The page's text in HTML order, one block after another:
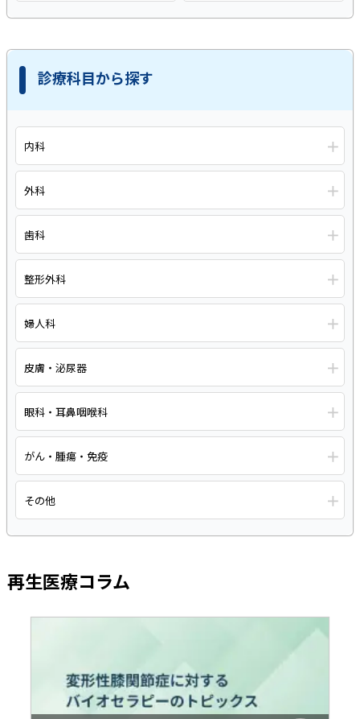
診療科目から探す
内科 ＋
外科 ＋
歯科 ＋
整形外科 ＋
婦人科 ＋
皮膚・泌尿器 ＋
眼科・耳鼻咽喉科 ＋
がん・腫瘍・免疫 ＋
その他 ＋
再生医療コラム